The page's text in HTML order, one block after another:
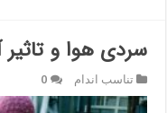
سردی هوا و تاثیر
تناسب اندام 0